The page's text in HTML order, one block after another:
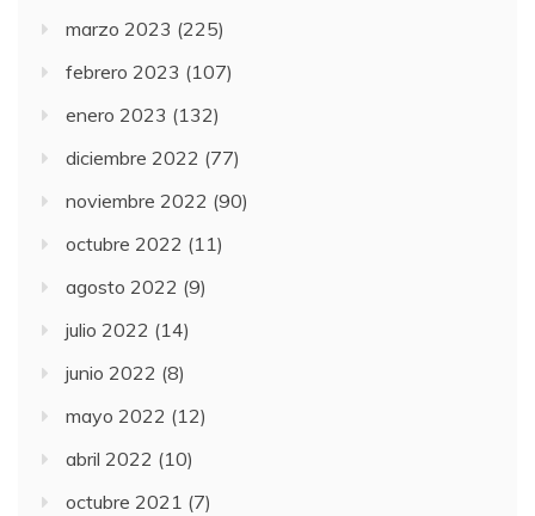
marzo 2023 (225)
febrero 2023 (107)
enero 2023 (132)
diciembre 2022 (77)
noviembre 2022 (90)
octubre 2022 (11)
agosto 2022 (9)
julio 2022 (14)
junio 2022 (8)
mayo 2022 (12)
abril 2022 (10)
octubre 2021 (7)